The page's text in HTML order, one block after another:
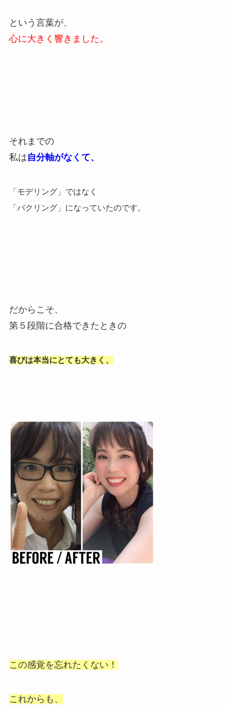
という言葉が、
心に大きく響きました。
それまでの
私は自分軸がなくて、
「モデリング」ではなく
「パクリング」になっていたのです。
だからこそ、
第５段階に合格できたときの
喜びは本当にとても大きく、
この感覚を忘れたくない！
これからも、